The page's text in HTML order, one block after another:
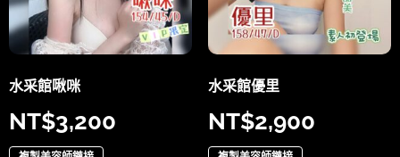
水采館啾咪
NT$3,200
水采館優里
NT$2,900